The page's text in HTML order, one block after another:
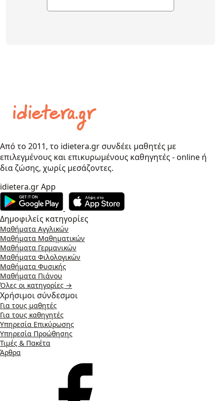
Από το 2011, το idietera.gr συνδέει μαθητές με
επιλεγμένους και επικυρωμένους καθηγητές - online ή
δια ζώσης, χωρίς μεσάζοντες.
idietera.gr App
Δημοφιλείς κατηγορίες
Μαθήματα Αγγλικών
Μαθήματα Μαθηματικών
Μαθήματα Γερμανικών
Μαθήματα Φιλολογικών
Μαθήματα Φυσικής
Μαθήματα Πιάνου
Όλες οι κατηγορίες →
Χρήσιμοι σύνδεσμοι
Για τους μαθητές
Για τους καθηγητές
Υπηρεσία Επικύρωσης
Υπηρεσία Προώθησης
Τιμές & Πακέτα
Άρθρα